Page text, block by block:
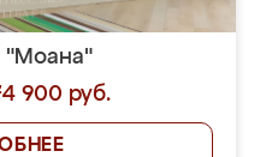
"Моана"
900 руб.